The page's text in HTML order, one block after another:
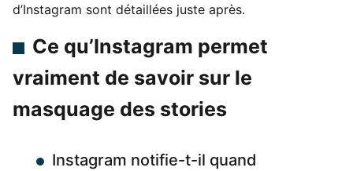
d’Instagram sont détaillées juste après.
Ce qu’Instagram permet
vraiment de savoir sur le
masquage des stories
Instagram notifie-t-il quand